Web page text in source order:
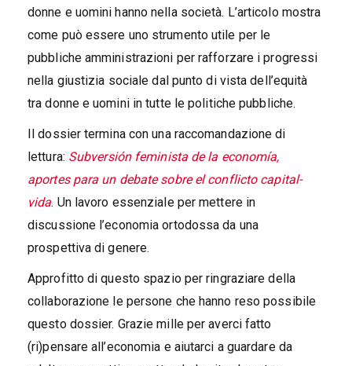
donne e uomini hanno nella società. L’articolo mostra
come può essere uno strumento utile per le
pubbliche amministrazioni per rafforzare i progressi
nella giustizia sociale dal punto di vista dell’equità
tra donne e uomini in tutte le politiche pubbliche.
Il dossier termina con una raccomandazione di
lettura: Subversión feminista de la economía,
aportes para un debate sobre el conflicto capital-
vida. Un lavoro essenziale per mettere in
discussione l’economia ortodossa da una
prospettiva di genere.
Approfitto di questo spazio per ringraziare della
collaborazione le persone che hanno reso possibile
questo dossier. Grazie mille per averci fatto
(ri)pensare all’economia e aiutarci a guardare da